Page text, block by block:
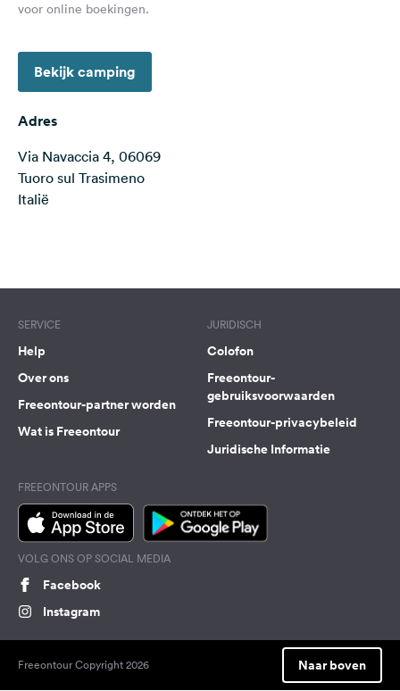
Volg
op
social
Instagram
voor online boekingen.
Bekijk camping
Adres
Via Navaccia 4, 06069
Tuoro sul Trasimeno
Italië
SERVICE
Help
Over ons
Freeontour-partner worden
Wat is Freeontour
JURIDISCH
Colofon
Freeontour-
gebruiksvoorwaarden
Freeontour-privacybeleid
Juridische Informatie
FREEONTOUR APPS
VOLG ONS OP SOCIAL MEDIA
Facebook
Instagram
Freeontour Copyright 2026 Naar boven